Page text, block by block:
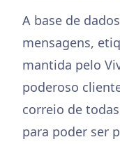
A base de
mensagens,
mantida pelo
poderoso
correio de
para poder ser